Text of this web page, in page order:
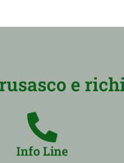
e
Info Line